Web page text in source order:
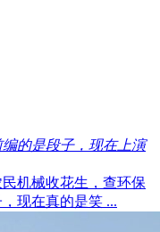
的是段子，现在上演
机械收花生，查环保
现在真的是笑 ...